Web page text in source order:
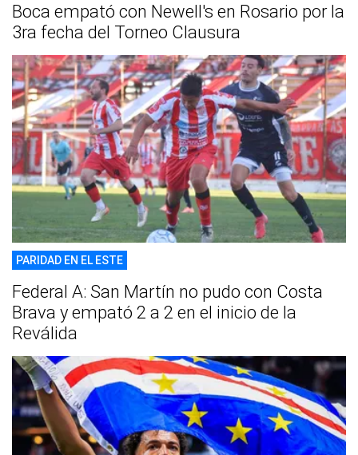
Boca empató con Newell's en Rosario por la
3ra fecha del Torneo Clausura
PARIDAD EN EL ESTE
Federal A: San Martín no pudo con Costa
Brava y empató 2 a 2 en el inicio de la
Reválida